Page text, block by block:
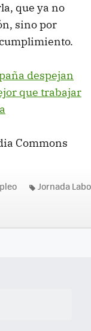
que ya no
sino por
despejan
que trabajar
Commons
Jornada